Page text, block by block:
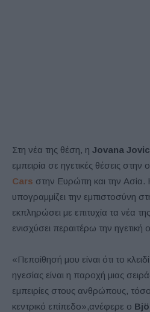
Στη νέα της θέση, η Jovana Jovic
εμπειρία σε ηγετικές θέσεις
Cars στην Ευρώπη και την
υπογραμμίζει την εμπιστοσύνη
εκπληρώσει με επιτυχία τα νέα
ενισχύσει περαιτέρω την ηγετική
«Πεποίθησή μου είναι ότι το
ηγεσίας είναι η παροχή μιας
εμπειρίες στους ανθρώπους,
κεντρικό επίπεδο»,ανέφερε ο Bjö